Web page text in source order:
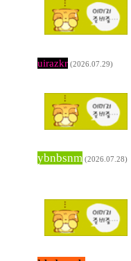
uirazkr (2026.07.29)
ybnbsnm (2026.07.28)